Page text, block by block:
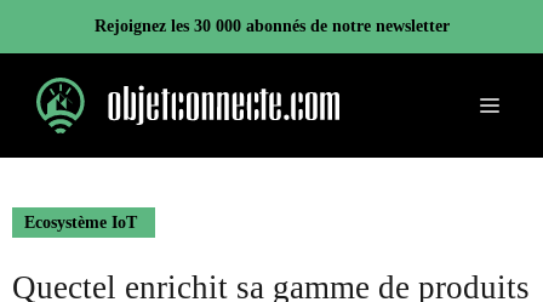
contenu
Rejoignez les 30 000 abonnés de notre newsletter
Menu
Ecosystème IoT
Quectel enrichit sa gamme de produits